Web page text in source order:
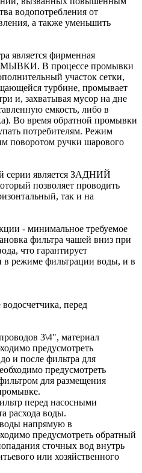
водопотребления от
а также уменьшить
является фирменная
В процессе промывки
участок сетки,
турбине, промывает
и, захватывая мусор на дне
емкость, либо в
Во время обратной промывки
потребителям. Режим
поворотом ручки шарового
серии является ЗАДНИЙ
позволяет проводить
так и на
- минимальное требуемое
фильтра чашей вниз при
что гарантирует
в режиме фильтрации воды, и в
перед
3\4", материал
предусмотреть
и после фильтра для
предусмотреть
для размещения
перед насосными
расхода воды.
напрямую в
предусмотреть обратный
сточных вод внутрь
или хозяйственного